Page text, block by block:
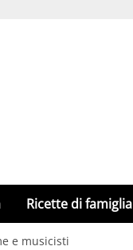
Ricette di famiglia
e musicisti